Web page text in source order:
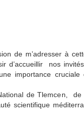
de m’adresser à
nos
importance
de Tlemcen,
scientifique